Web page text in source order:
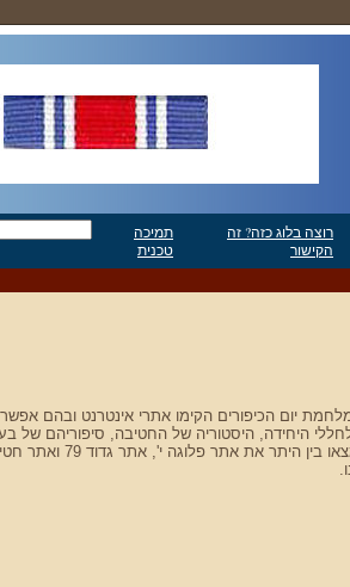
רוצה בלוג כזה? זה
הקישור
תמיכה
טכנית
יום הכיפורים הקימו אתרי אינטרנט ובהם
היחידה, היסטוריה של החטיבה, סיפוריהם של